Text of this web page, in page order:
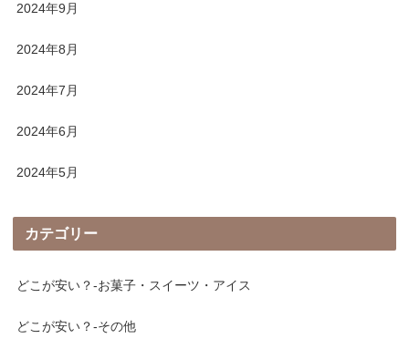
2024年9月
2024年8月
2024年7月
2024年6月
2024年5月
カテゴリー
どこが安い？-お菓子・スイーツ・アイス
どこが安い？-その他